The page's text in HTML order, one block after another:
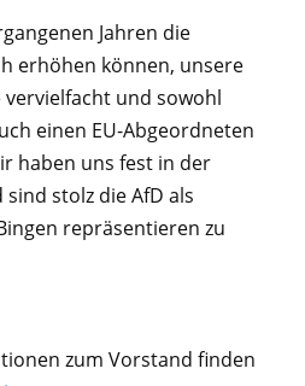
Jahren die
erhöhen können, unsere
und sowohl
einen EU-Abgeordneten
haben uns fest in der
stolz die AfD als
repräsentieren zu
zum Vorstand finden